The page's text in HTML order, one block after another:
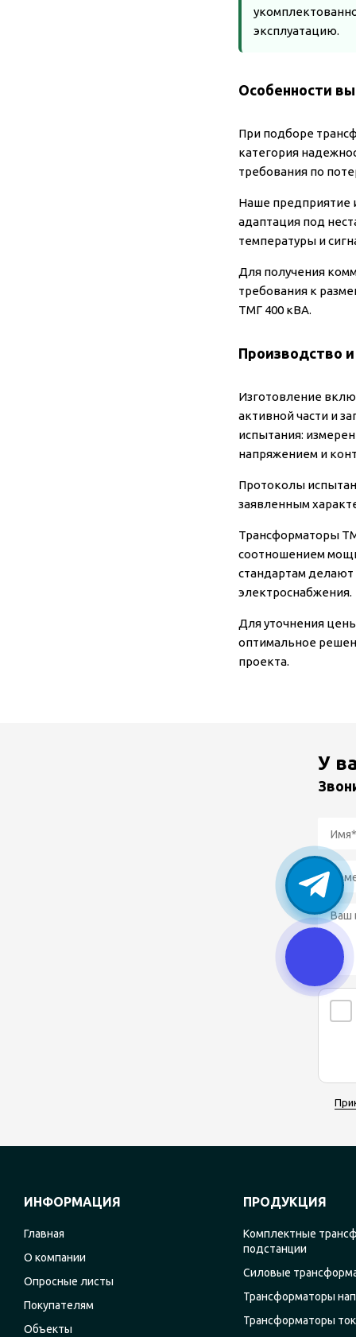
эксплуатацию.
Особенности
При подборе
категория
требования по
Наше предприятие
адаптация под
температуры и
Для получения
требования к
ТМГ 400 кВА.
Производство
Изготовление
активной части и
испытания:
напряжением и
Протоколы
заявленным
Трансформаторы
соотношением
стандартам
электроснабжения.
Для уточнения
оптимальное
проекта.
У
ИНФОРМАЦИЯ
Главная
О компании
Опросные листы
Покупателям
Объекты
ПРОДУКЦИЯ
Комплектные
подстанции
Силовые
Трансформаторы
Трансформаторы